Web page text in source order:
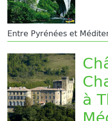
Entre Pyrénées et
à